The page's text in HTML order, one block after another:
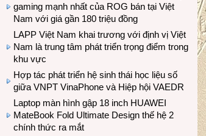
gaming mạnh nhất của ROG bán tại Việt
Nam với giá gần 180 triệu đồng
LAPP Việt Nam khai trương với định vị Việt
Nam là trung tâm phát triển trọng điểm trong
khu vực
Hợp tác phát triển hệ sinh thái học liệu số
giữa VNPT VinaPhone và Hiệp hội VAEDR
Laptop màn hình gập 18 inch HUAWEI
MateBook Fold Ultimate Design thế hệ 2
chính thức ra mắt